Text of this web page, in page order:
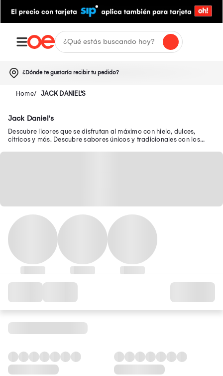
¿Dónde te gustaría recibir tu pedido?
JACK DANIEL'S
Jack Daniel's
Descubre licores que se disfrutan al máximo con hielo, dulces,
cítricos y más. Descubre sabores únicos y tradicionales con los